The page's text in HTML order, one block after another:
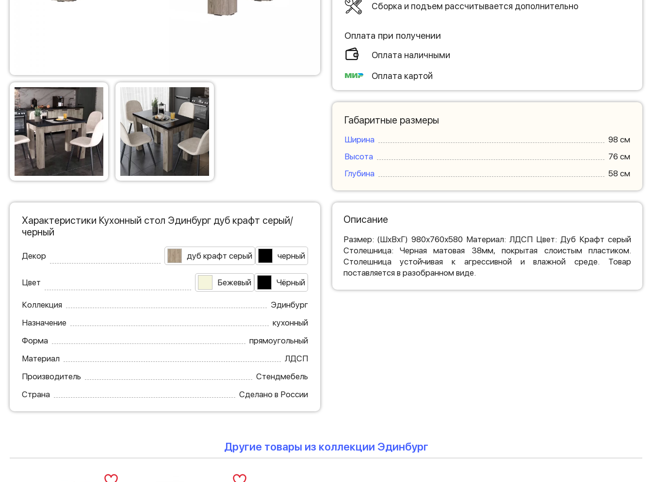
Сборка и подъем рассчитывается дополнительно
Оплата при получении
Оплата наличными
Оплата картой
Габаритные размеры
Ширина
98 см
Высота
76 см
Глубина
58 см
Характеристики Кухонный стол Эдинбург дуб крафт серый/
черный
Декор дуб крафт серый черный
Цвет Бежевый Чёрный
Коллекция
Эдинбург
Назначение
кухонный
Форма
прямоугольный
Материал
ЛДСП
Производитель
Стендмебель
Страна
Сделано в России
Описание
Размер: (ШхВхГ) 980х760х580 Материал: ЛДСП Цвет: Дуб Крафт серый
Столешница: Черная матовая 38мм, покрытая слоистым пластиком.
Столешница устойчивая к агрессивной и влажной среде. Товар
поставляется в разобранном виде.
Другие товары из коллекции Эдинбург